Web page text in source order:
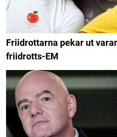
Friidrottarna pekar ut
friidrotts-EM